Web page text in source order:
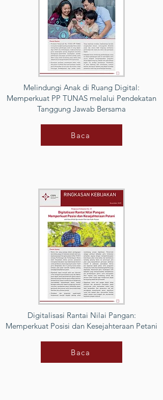
Melindungi Anak di Ruang Digital:
Memperkuat PP TUNAS melalui Pendekatan
Tanggung Jawab Bersama
Baca
Digitalisasi Rantai Nilai Pangan:
Memperkuat Posisi dan Kesejahteraan Petani
Baca